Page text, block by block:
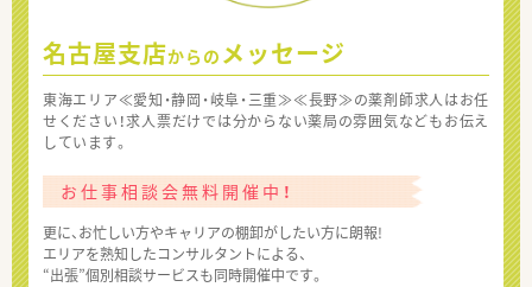
名古屋支店からの メッセージ
東海エリア≪愛知・静岡・岐阜・三重≫≪長野≫の薬剤師求人はお任
せください！求人票だけでは分からない薬局の雰囲気などもお伝え
しています。
お仕事相談会無料開催中！
更に、お忙しい方やキャリアの棚卸がしたい方に朗報!
エリアを熟知したコンサルタントによる、
“出張”個別相談サービスも同時開催中です。